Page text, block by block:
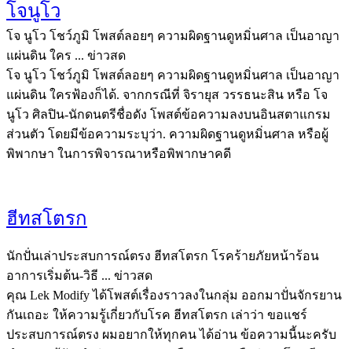
โจนูโว
โจ นูโว โชว์ภูมิ โพสต์ลอยๆ ความผิดฐานดูหมิ่นศาล เป็นอาญา
แผ่นดิน ใคร ... ข่าวสด
โจ นูโว โชว์ภูมิ โพสต์ลอยๆ ความผิดฐานดูหมิ่นศาล เป็นอาญา
แผ่นดิน ใครฟ้องก็ได้. จากกรณีที่ จิรายุส วรรธนะสิน หรือ โจ
นูโว ศิลปิน-นักดนตรีชื่อดัง โพสต์ข้อความลงบนอินสตาแกรม
ส่วนตัว โดยมีข้อความระบุว่า. ความผิดฐานดูหมิ่นศาล หรือผู้
พิพากษา ในการพิจารณาหรือพิพากษาคดี
ฮีทสโตรก
นักปั่นเล่าประสบการณ์ตรง ฮีทสโตรก โรคร้ายภัยหน้าร้อน
อาการเริ่มต้น-วิธี ... ข่าวสด
คุณ Lek Modify ได้โพสต์เรื่องราวลงในกลุ่ม ออกมาปั่นจักรยาน
กันเถอะ ให้ความรู้เกี่ยวกับโรค ฮีทสโตรก เล่าว่า ขอแชร์
ประสบการณ์ตรง ผมอยากให้ทุกคน ได้อ่าน ข้อความนี้นะครับ